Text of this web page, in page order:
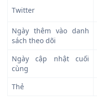
Twitter
Ngày thêm vào danh
sách theo dõi
Ngày cập nhật cuối
cùng
Thẻ